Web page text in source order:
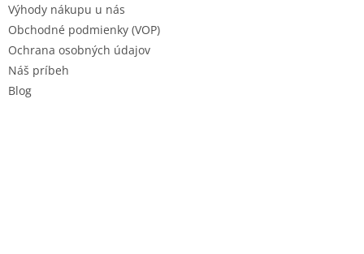
Výhody nákupu u nás
Obchodné podmienky (VOP)
Ochrana osobných údajov
Náš príbeh
Blog